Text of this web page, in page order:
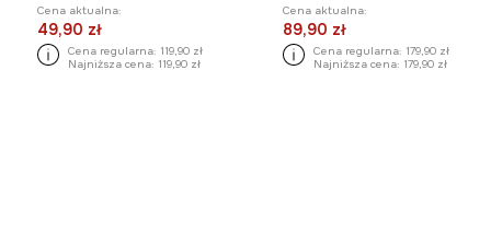
Cena aktualna:
49,90 zł
Cena regularna: 119,90 zł
Najniższa cena: 119,90 zł
Cena aktualna:
89,90 zł
Cena regularna: 179,90 zł
Najniższa cena: 179,90 zł